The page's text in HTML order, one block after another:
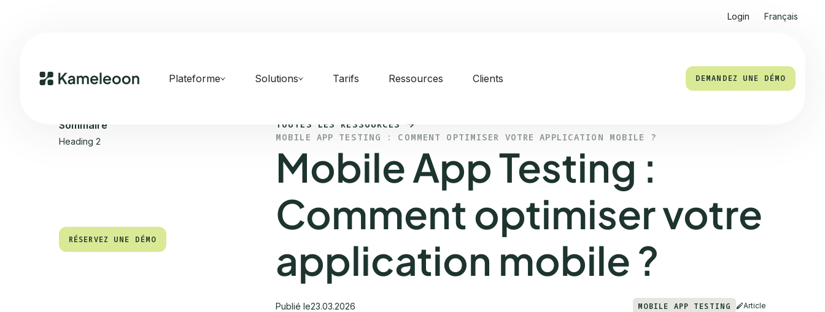
Login Français
Plateforme Solutions Tarifs Ressources Clients DEMANDEZ UNE DÉMO
Sommaire
Heading 2
RÉSERVEZ UNE DÉMO
TOUTES LES RESSOURCES
MOBILE APP TESTING : COMMENT OPTIMISER VOTRE APPLICATION MOBILE ?
Mobile App Testing :
Comment optimiser votre
application mobile ?
Publié le23.03.2026 MOBILE APP TESTING Article